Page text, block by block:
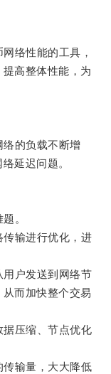
络性能的工具，
高整体性能，为
的负载不断增
延迟问题。
。
输进行优化，进
户发送到网络节
而加快整个交易
压缩、节点优化
输量，大大降低